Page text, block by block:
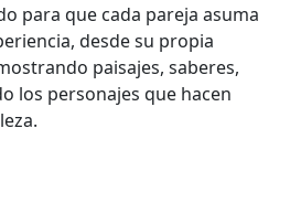
para que cada pareja asuma
desde su propia
paisajes, saberes,
los personajes que hacen